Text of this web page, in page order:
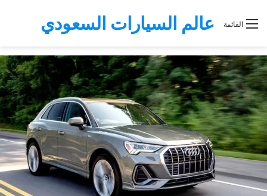
عالم السيارات السعودي القائمة